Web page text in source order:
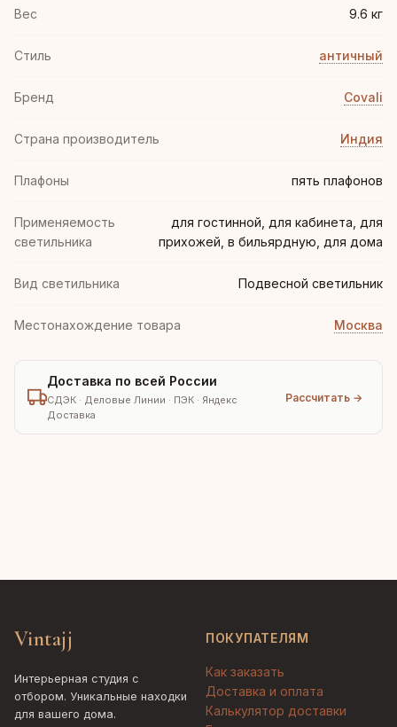
Вес 9.6 кг
Стиль античный
Бренд Covali
Страна производитель Индия
Плафоны пять плафонов
Применяемость
светильника
для гостинной, для кабинета, для
прихожей, в бильярдную, для дома
Вид светильника Подвесной светильник
Местонахождение товара Москва
Доставка по всей России
СДЭК · Деловые Линии · ПЭК · Яндекс
Доставка
Рассчитать →
Vintajj
Интерьерная студия с
отбором. Уникальные находки
для вашего дома.
ПОКУПАТЕЛЯМ
Как заказать
Доставка и оплата
Калькулятор доставки